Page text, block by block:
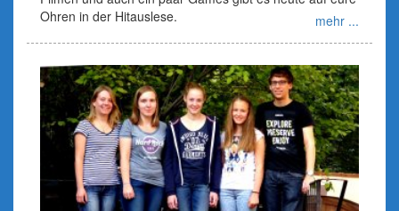
Ohren in der Hitauslese.
mehr ...